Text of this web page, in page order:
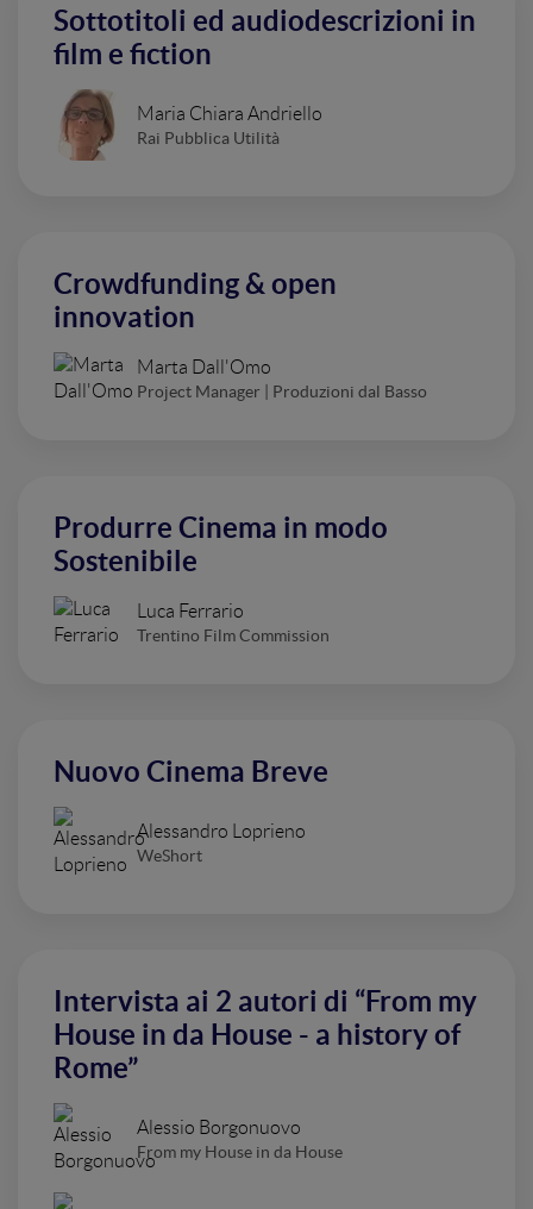
Sottotitoli ed audiodescrizioni in
film e fiction
Maria Chiara Andriello
Rai Pubblica Utilità
Crowdfunding & open
innovation
Marta Dall'Omo
Project Manager | Produzioni dal Basso
Produrre Cinema in modo
Sostenibile
Luca Ferrario
Trentino Film Commission
Nuovo Cinema Breve
Alessandro Loprieno
WeShort
Intervista ai 2 autori di “From my
House in da House - a history of
Rome”
Alessio Borgonuovo
From my House in da House